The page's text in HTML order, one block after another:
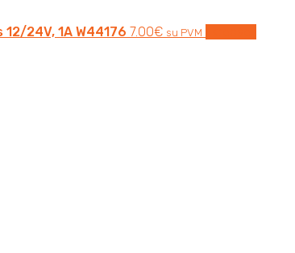
24V, 1A W44176 7.00€ su PVM